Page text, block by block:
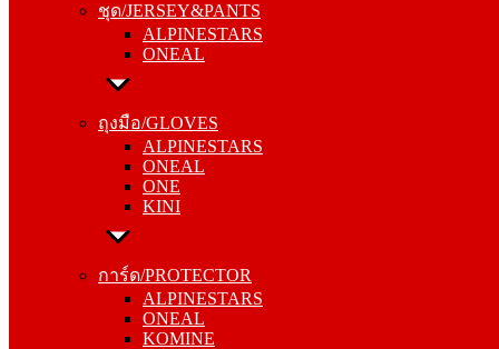
ชุด/JERSEY&PANTS
ALPINESTARS
ONEAL
ถุงมือ/GLOVES
ALPINESTARS
ONEAL
ONE
KINI
การ์ด/PROTECTOR
ALPINESTARS
ONEAL
KOMINE
ONEAL
ถุงมือ/GLOVES
ONEAL
ONE
KINI
การ์ด/PROTECTOR
ONEAL
KOMINE